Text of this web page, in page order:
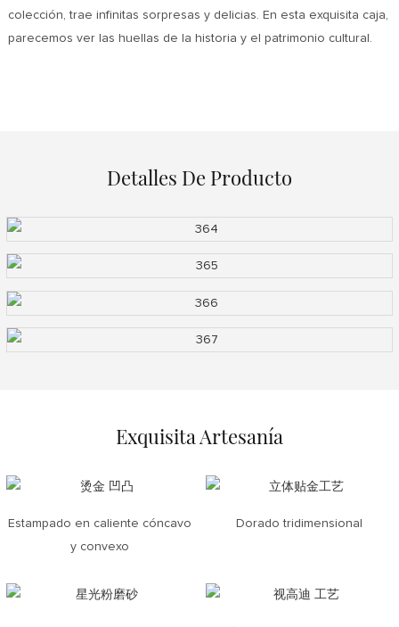
colección, trae infinitas sorpresas y delicias. En esta exquisita caja,
parecemos ver las huellas de la historia y el patrimonio cultural.
Detalles De Producto
Exquisita Artesanía
Estampado en caliente cóncavo
y convexo
Dorado tridimensional